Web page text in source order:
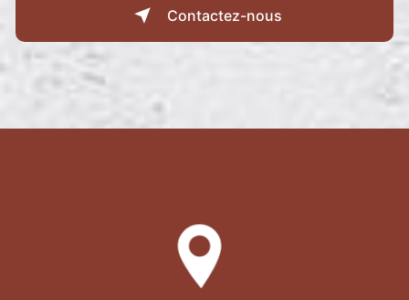
Contactez-nous